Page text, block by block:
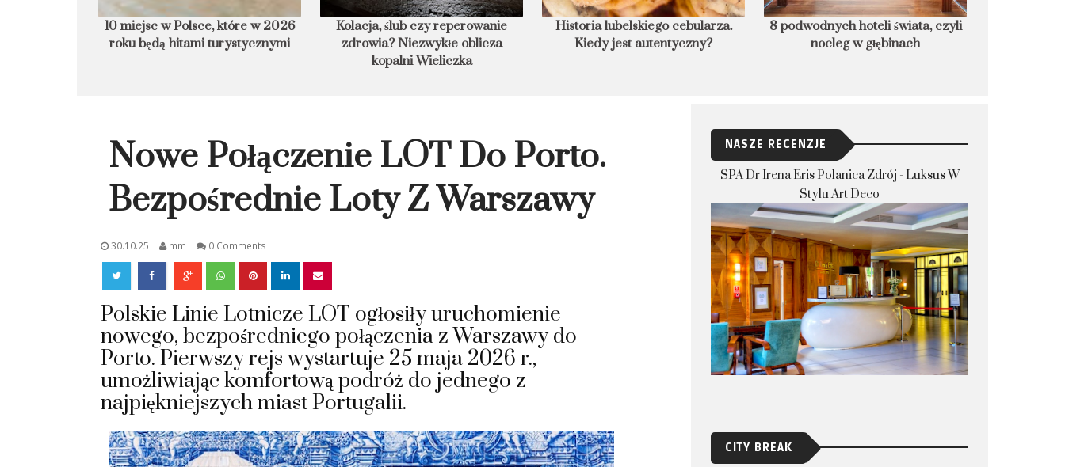
10 miejsc w Polsce, które w 2026
roku będą hitami turystycznymi
Kolacja, ślub czy reperowanie
zdrowia? Niezwykłe oblicza
kopalni Wieliczka
Historia lubelskiego cebularza.
Kiedy jest autentyczny?
8 podwodnych hoteli świata, czyli
nocleg w głębinach
Nowe Połączenie LOT Do Porto.
Bezpośrednie Loty Z Warszawy
30.10.25 mm 0 Comments
Polskie Linie Lotnicze LOT ogłosiły uruchomienie
nowego, bezpośredniego połączenia z Warszawy do
Porto. Pierwszy rejs wystartuje 25 maja 2026 r.,
umożliwiając komfortową podróż do jednego z
najpiękniejszych miast Portugalii.
NASZE RECENZJE
SPA Dr Irena Eris Polanica Zdrój - Luksus W
Stylu Art Deco
CITY BREAK